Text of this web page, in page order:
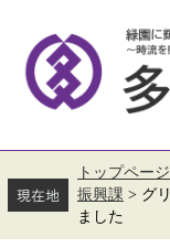
す。
し
文
トップページ
振興課 > グ
ました